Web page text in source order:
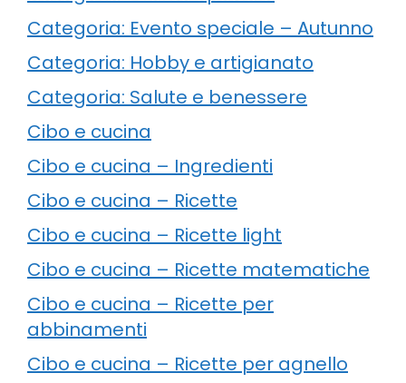
Categoria: Evento speciale – Autunno
Categoria: Hobby e artigianato
Categoria: Salute e benessere
Cibo e cucina
Cibo e cucina – Ingredienti
Cibo e cucina – Ricette
Cibo e cucina – Ricette light
Cibo e cucina – Ricette matematiche
Cibo e cucina – Ricette per
abbinamenti
Cibo e cucina – Ricette per agnello